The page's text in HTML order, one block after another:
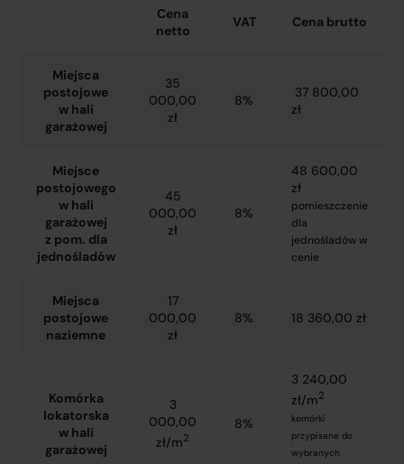
Cena
netto
VAT Cena brutto
Miejsca
postojowe
w hali
garażowej
35
000,00
zł
8%
37 800,00
zł
Miejsce
postojowego
w hali
garażowej
z pom. dla
jednośladów
45
000,00
zł
8%
48 600,00
zł
pomieszczenie
dla
jednośladów w
cenie
Miejsca
postojowe
naziemne
17
000,00
zł
8% 18 360,00 zł
Komórka
lokatorska
w hali
garażowej
3
000,00
zł/m2
8%
3 240,00
zł/m2
komórki
przypisane do
wybranych